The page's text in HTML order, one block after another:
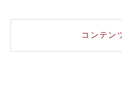
コンテン